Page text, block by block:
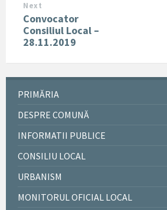
Next
Convocator
Consiliul Local –
28.11.2019
PRIMĂRIA
DESPRE COMUNĂ
INFORMATII PUBLICE
CONSILIU LOCAL
URBANISM
MONITORUL OFICIAL LOCAL